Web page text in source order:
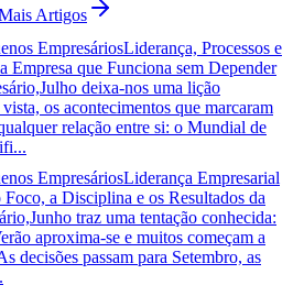
Artigos
EmpresáriosLiderança, Processos e
Empresa que Funciona sem Depender
deixa-nos uma lição
os acontecimentos que marcaram
relação entre si: o Mundial de
EmpresáriosLiderança Empresarial
a Disciplina e os Resultados da
traz uma tentação conhecida:
aproxima-se e muitos começam a
decisões passam para Setembro, as